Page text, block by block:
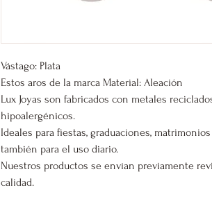
Vástago: Plata
Estos aros de la marca Material: Aleación
Lux Joyas son fabricados con metales
hipoalergénicos.
Ideales para fiestas, graduaciones,
también para el uso diario.
Nuestros productos se envían previamente
calidad.